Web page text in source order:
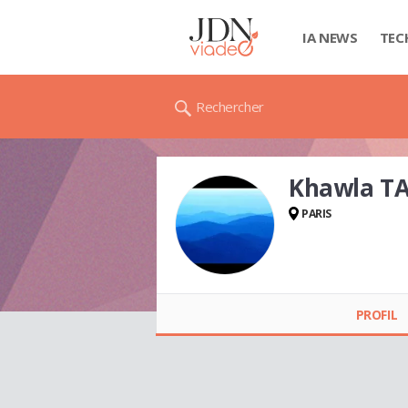
IA NEWS
Rechercher
Khawla
PARIS
PROFIL